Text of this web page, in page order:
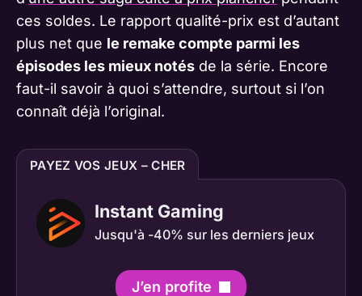
ces soldes. Le rapport qualité-prix est d’autant
plus net que le remake compte parmi les
épisodes les mieux notés de la série. Encore
faut-il savoir à quoi s’attendre, surtout si l’on
connaît déjà l’original.
PAYEZ VOS JEUX – CHER
Instant Gaming
Jusqu'à -40% sur les derniers jeux
J’en profite